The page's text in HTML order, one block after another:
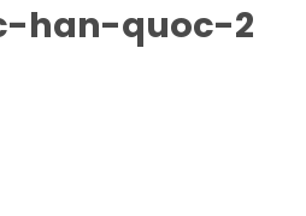
han-quoc-2